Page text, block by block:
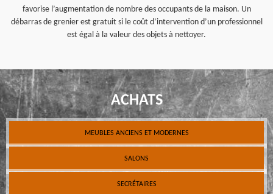
favorise l’augmentation de nombre des occupants de la maison. Un
débarras de grenier est gratuit si le coût d’intervention d’un professionnel
est égal à la valeur des objets à nettoyer.
ACHATS
MEUBLES ANCIENS ET MODERNES
SALONS
SECRÉTAIRES